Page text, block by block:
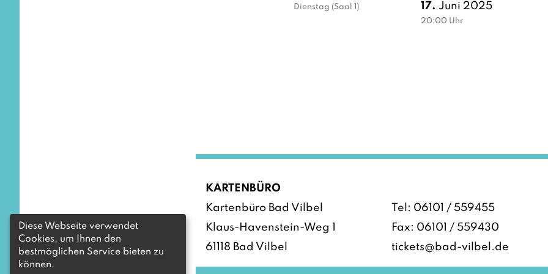
Dienstag (Saal 1) 17. Juni 2025
20:00 Uhr
KARTENBÜRO
Kartenbüro Bad Vilbel
Klaus-Havenstein-Weg 1
61118 Bad Vilbel
Tel: 06101 / 559455
Fax: 06101 / 559430
tickets@bad-vilbel.de
Diese Webseite verwendet
Cookies, um Ihnen den
bestmöglichen Service bieten zu
können.